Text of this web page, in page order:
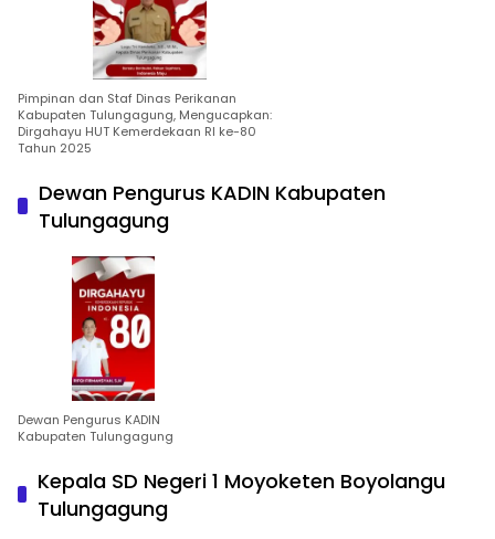
Pimpinan dan Staf Dinas Perikanan
Kabupaten Tulungagung, Mengucapkan:
Dirgahayu HUT Kemerdekaan RI ke-80
Tahun 2025
Dewan Pengurus KADIN Kabupaten
Tulungagung
Dewan Pengurus KADIN
Kabupaten Tulungagung
Kepala SD Negeri 1 Moyoketen Boyolangu
Tulungagung